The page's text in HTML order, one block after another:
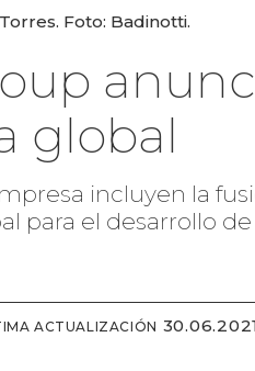
Foto: Badinotti.
global
incluyen la
para el desarrollo
ACTUALIZACIÓN